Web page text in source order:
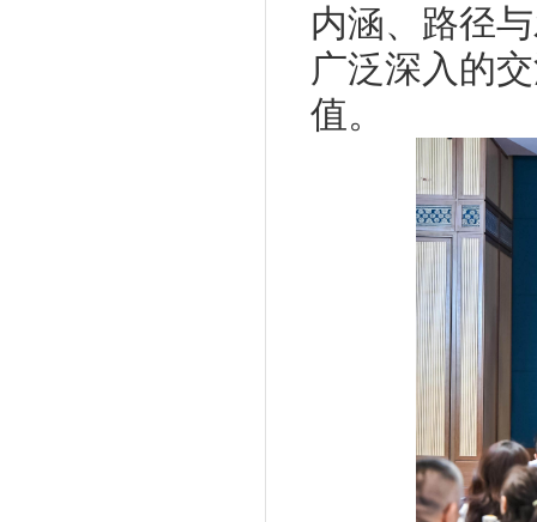
内涵、路径
广泛深入的
值。